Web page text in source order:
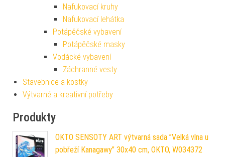
Nafukovací kruhy
Nafukovací lehátka
Potápěčské vybavení
Potápěčské masky
Vodácké vybavení
Záchranné vesty
Stavebnice a kostky
Výtvarné a kreativní potřeby
Produkty
OKTO SENSOTY ART výtvarná sada ”Velká vlna u
pobřeží Kanagawy” 30x40 cm, OKTO, W034372